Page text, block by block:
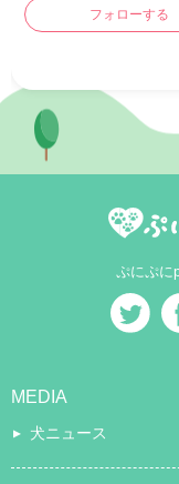
フォローする
ぷにぷに
MEDIA
犬ニュース